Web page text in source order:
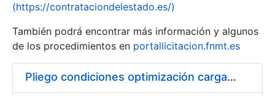
(https://contrataciondelestado.es/)
También podrá encontrar más información y algunos
de los procedimientos en portallicitacion.fnmt.es
Pliego condiciones optimización cargas compras firmado